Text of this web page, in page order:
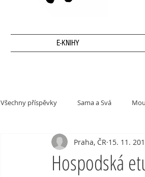
E-KNIHY
Všechny příspěvky Sama a Svá
Kultury a národy
Hospodská
Praha, ČR 15. 11.